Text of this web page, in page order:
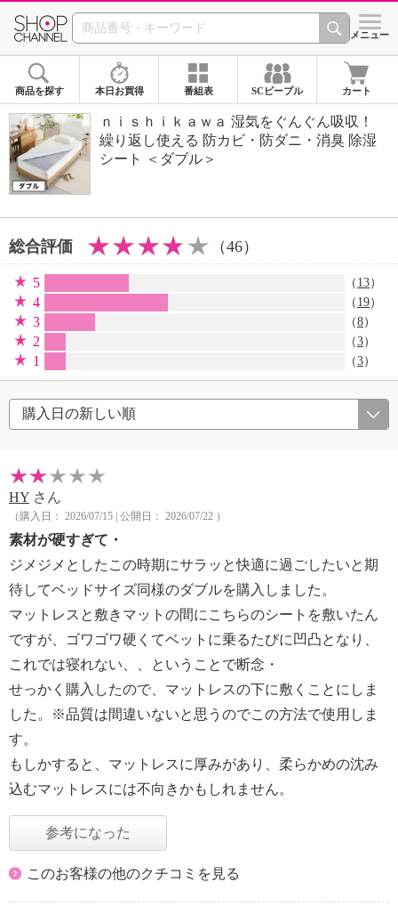
SHOP CHANNEL シメニュー
商品を探す 本日お買得 番組表 SCピープル カート
ｎｉｓｈｉｋａｗａ 湿気をぐんぐん吸収！
繰り返し使える 防カビ・防ダニ・消臭 除湿
シート ＜ダブル＞
総合評価 （46）
5 （ 13）
4 （ 19）
3 （8）
2 （3）
1 （3）
HY さん
（購入日： 2026/07/15 | 公開日： 2026/07/22 ）
素材が硬すぎて・
ジメジメとしたこの時期にサラッと快適に過ごしたいと期
待してベッドサイズ同様のダブルを購入しました。
マットレスと敷きマットの間にこちらのシートを敷いたん
ですが、ゴワゴワ硬くてベットに乗るたびに凹凸となり、
これでは寝れない、、ということで断念・
せっかく購入したので、マットレスの下に敷くことにしま
した。※品質は間違いないと思うのでこの方法で使用しま
す。
もしかすると、マットレスに厚みがあり、柔らかめの沈み
込むマットレスには不向きかもしれません。
参考になった
このお客様の他のクチコミを見る